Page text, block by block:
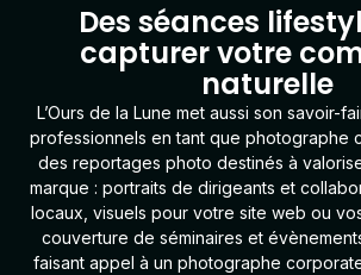
Des séances
capturer votre
naturelle
L’Ours de la Lune met aussi son savoir-
professionnels en tant que photographe
des reportages photo destinés à
marque : portraits de dirigeants et
locaux, visuels pour votre site web ou
couverture de séminaires et
faisant appel à un photographe